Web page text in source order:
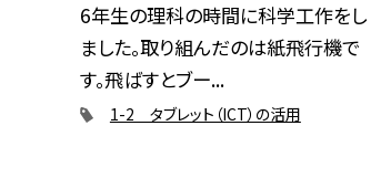
6年生の理科の時間に科学工作をし
ました。取り組んだのは紙飛行機で
す。飛ばすとブー...
1-2 タブレット（ICT）の活用